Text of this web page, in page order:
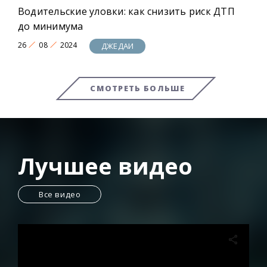
Водительские уловки: как снизить риск ДТП
до минимума
26 08 2024 ДЖЕДАИ
СМОТРЕТЬ БОЛЬШЕ
Лучшее видео
Все видео